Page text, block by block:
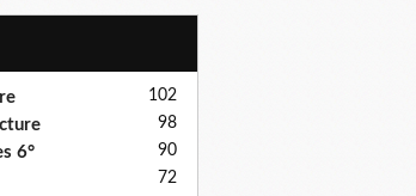
102
98
6° 90
72